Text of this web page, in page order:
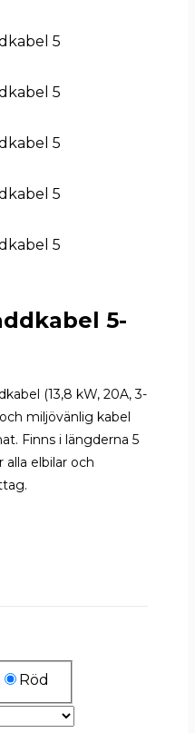
5-
(13,8 kW, 20A, 3-
miljövänlig kabel
Finns i längderna 5
elbilar och
Röd